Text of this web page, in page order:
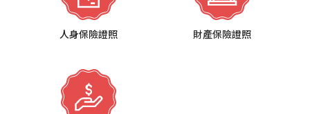
人身保險證照 財產保險證照